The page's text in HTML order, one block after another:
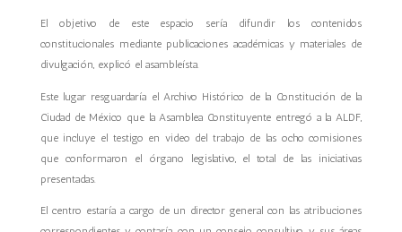
El objetivo de este espacio sería difundir los contenidos
constitucionales mediante publicaciones académicas y materiales de
divulgación, explicó el asambleísta.
Este lugar resguardaría el Archivo Histórico de la Constitución de la
Ciudad de México que la Asamblea Constituyente entregó a la ALDF,
que incluye el testigo en video del trabajo de las ocho comisiones
que conformaron el órgano legislativo, el total de las iniciativas
presentadas.
El centro estaría a cargo de un director general con las atribuciones